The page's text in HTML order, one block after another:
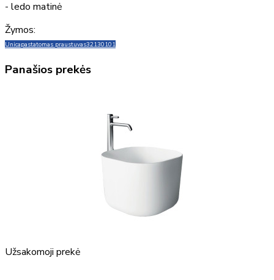
- ledo matinė
Žymos:
Unicapastatomas praustuvas32130101
Panašios prekės
Užsakomoji prekė